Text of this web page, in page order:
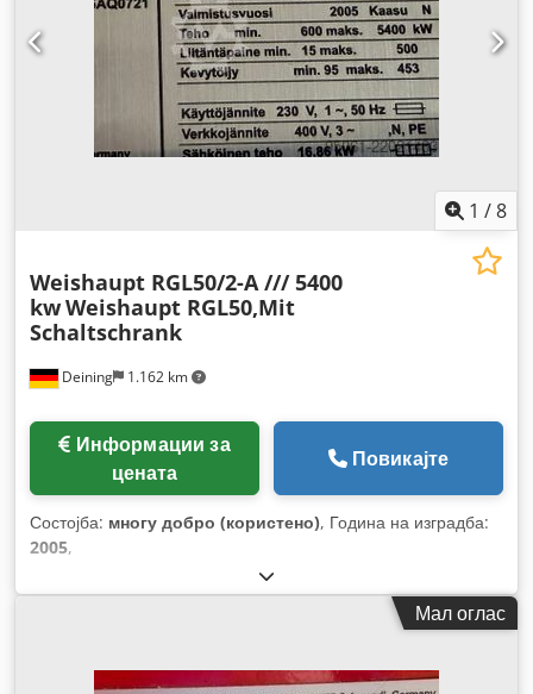
1 /8
Deining 1.162 km
Weishaupt RGL50/2-A /// 5400
kwWeishaupt RGL50,Mit
Schaltschrank
цената
Повикајте
Состојба: многу добро (користено), Година на изградба:
2005,
Мал оглас